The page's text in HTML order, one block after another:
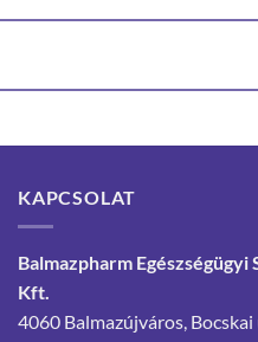
KAPCSOLAT
Balmazpharm
Kft.
4060 Balmazújváros, Bocskai